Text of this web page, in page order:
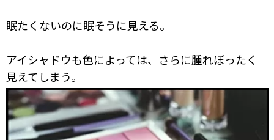
眠たくないのに眠そうに見える。
アイシャドウも色によっては、さらに腫れぼったく
見えてしまう。